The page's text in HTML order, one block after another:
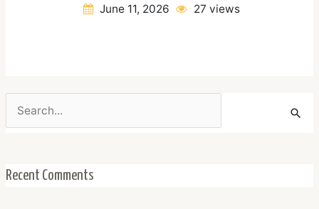
June 11, 2026 27 views
for:
Recent Comments